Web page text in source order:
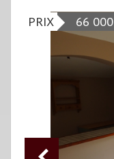
PRIX
66 000